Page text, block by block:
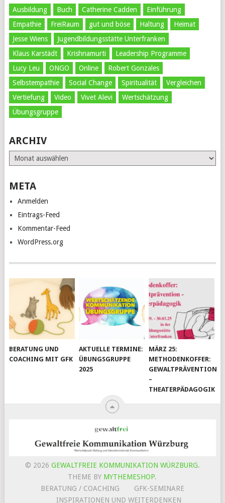
Ausbildung Buch Catherine Cadden
Einführung
Empathie
FreiRaum gut und böse Haltung
Heimat
Jesse Wiens
Jugendbildungsstätte Unterfranken
Klaus Karstädt
Krishnamurti
Leadership Programme
Lucy Leu
ONGO Online
Robert Gonzales
Selbstempathie
Social Change Spiritualität
Vergleichen
Vertiefung
Video Vivet Alevi
Wertschätzung
Übungsgruppe
ARCHIV
Archiv
META
Anmelden
Eintrags-Feed
Kommentar-Feed
WordPress.org
BERATUNG UND
COACHING MIT GFK
AKTUELLE TERMINE:
ÜBUNGSGRUPPE
2025
MÄRZ 25:
METHODENKOFFER:
GEWALTPRÄVENTION
–
THEATERPÄDAGOGIK
© 2026 GEWALTFREIE KOMMUNIKATION WÜRZBURG.
THEME BY MYTHEMESHOP.
BERATUNG / COACHING
GFK-SEMINARE
INSPIRATIONEN UND WEITERDENKEN